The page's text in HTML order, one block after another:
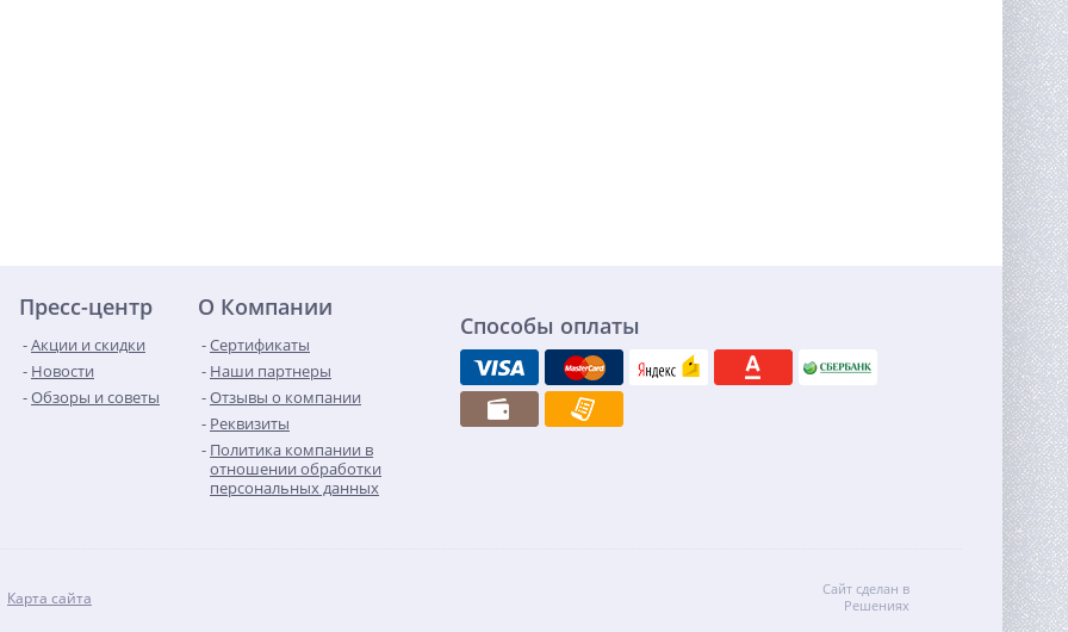
Пресс-центр
Акции и скидки
Новости
Обзоры и советы
О Компании
Сертификаты
Наши партнеры
Отзывы о компании
Реквизиты
Политика компании в
отношении обработки
персональных данных
Способы оплаты
Карта сайта
Сайт сделан в
Решениях